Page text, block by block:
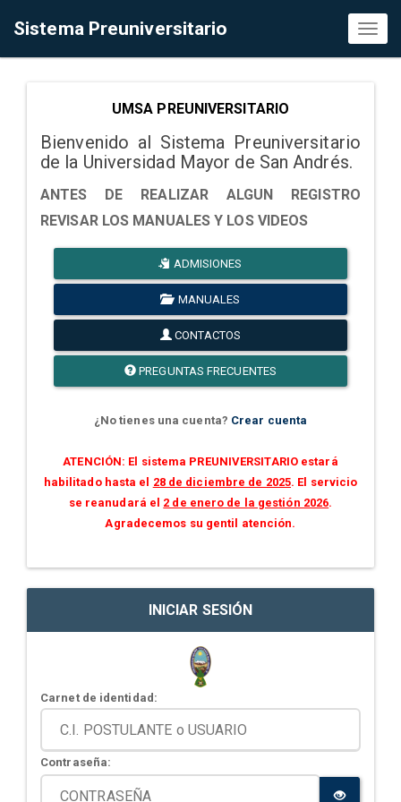
Sistema Preuniversitario
UMSA PREUNIVERSITARIO
Bienvenido al Sistema Preuniversitario
de la Universidad Mayor de San Andrés.
ANTES DE REALIZAR ALGUN REGISTRO
REVISAR LOS MANUALES Y LOS VIDEOS
ADMISIONES
MANUALES
CONTACTOS
PREGUNTAS FRECUENTES
¿No tienes una cuenta? Crear cuenta
ATENCIÓN: El sistema PREUNIVERSITARIO estará
habilitado hasta el 28 de diciembre de 2025. El servicio
se reanudará el 2 de enero de la gestión 2026.
Agradecemos su gentil atención.
INICIAR SESIÓN
Carnet de identidad:
Contraseña: